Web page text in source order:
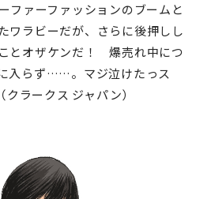
ファーファッションのブームと
ワラビーだが、さらに後押しし
とオザケンだ！ 爆売れ中につ
入らず……。マジ泣けたっス
クラークス ジャパン）